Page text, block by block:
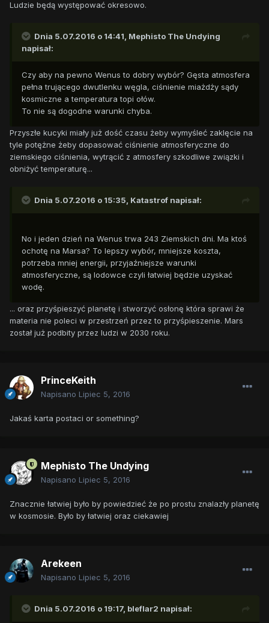
Ludzie będą występować okresowo.
Dnia 5.07.2016 o 14:41, Mephisto The Undying
napisał:
Czy aby na pewno Wenus to dobry wybór? Gęsta atmosfera
pełna trującego dwutlenku węgla, ciśnienie miażdży sądy
kosmiczne a temperatura topi ołów.
To nie są dogodne warunki chyba.
Przyszłe kucyki miały już dość czasu żeby wymyśleć zaklęcie na
tyle potężne żeby dopasować ciśnienie atmosferyczne do
ziemskiego ciśnienia, wytrącić z atmosfery szkodliwe związki i
obniżyć temperaturę...
Dnia 5.07.2016 o 15:35, Katastrof napisał:
No i jeden dzień na Wenus trwa 243 Ziemskich dni. Ma ktoś
ochotę na Marsa? To lepszy wybór, mniejsze koszta,
potrzeba mniej energii, przyjaźniejsze warunki
atmosferyczne, są lodowce czyli łatwiej będzie uzyskać
wodę.
... oraz przyśpieszyć planetę i stworzyć osłonę która sprawi że
materia nie poleci w przestrzeń przez to przyśpieszenie. Mars
został już podbity przez ludzi w 2030 roku.
PrinceKeith
Napisano Lipiec 5, 2016
Jakaś karta postaci or something?
Mephisto The Undying
Napisano Lipiec 5, 2016
Znacznie łatwiej było by powiedzieć że po prostu znalazły planetę
w kosmosie. Było by łatwiej oraz ciekawiej
Arekeen
Napisano Lipiec 5, 2016
Dnia 5.07.2016 o 19:17, bleflar2 napisał: